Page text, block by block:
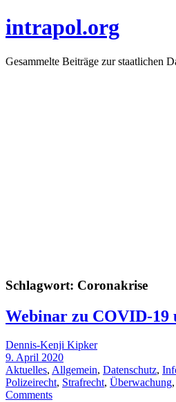
intrapol.org
Gesammelte Beiträge zur staatlichen
Schlagwort: Coronakrise
Webinar zu COVID-19
Dennis-Kenji Kipker
9. April 2020
Aktuelles, Allgemein, Datenschutz,
Polizeirecht, Strafrecht, Überwachung,
Comments